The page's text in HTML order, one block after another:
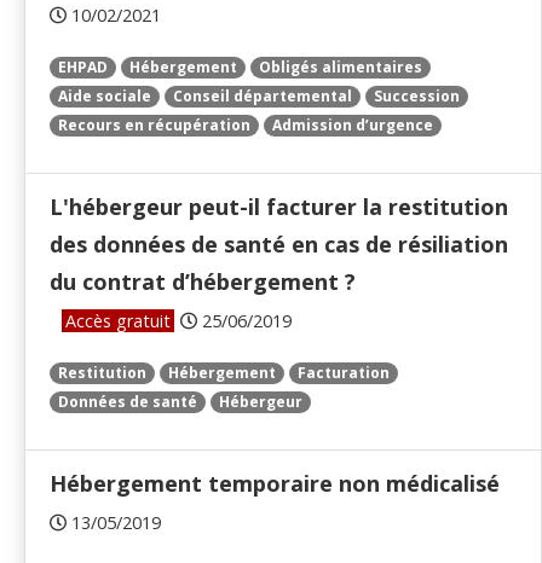
10/02/2021
EHPAD Hébergement
Obligés alimentaires
Aide sociale
Conseil départemental
Succession
Recours en récupération
Admission d’urgence
L'hébergeur peut-il facturer la restitution
des données de santé en cas de résiliation
du contrat d’hébergement ?
Accès gratuit 25/06/2019
Restitution Hébergement
Facturation
Données de santé
Hébergeur
Hébergement temporaire non médicalisé
13/05/2019